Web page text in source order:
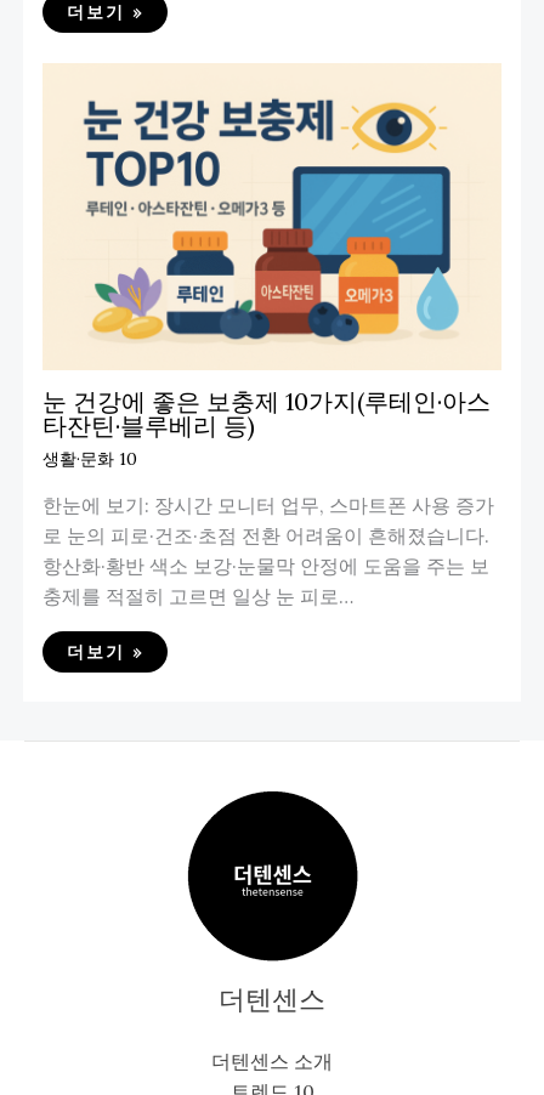
더보기 »
눈 건강에 좋은 보충제 10가지(루테인·아스
타잔틴·블루베리 등)
생활·문화 10
한눈에 보기: 장시간 모니터 업무, 스마트폰 사용 증가
로 눈의 피로·건조·초점 전환 어려움이 흔해졌습니다.
항산화·황반 색소 보강·눈물막 안정에 도움을 주는 보
충제를 적절히 고르면 일상 눈 피로…
더보기 »
더텐센스
더텐센스 소개